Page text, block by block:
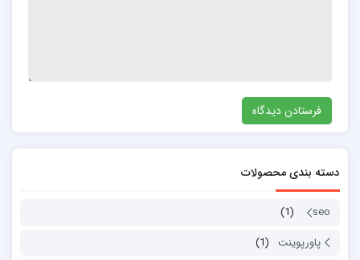
دسته بندی محصولات
seo
(1)
پاورپوینت
(1)